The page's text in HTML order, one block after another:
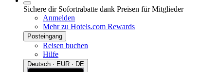
Sichere dir Sofortrabatte dank Preisen für Mitglieder
Anmelden
Mehr zu Hotels.com Rewards
Posteingang
Reisen buchen
Hilfe
Deutsch · EUR · DE